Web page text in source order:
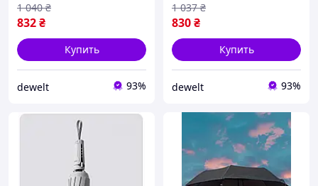
832₴
1 040 ₴
Купить
dewelt 93%
830₴
1 037 ₴
Купить
dewelt 93%